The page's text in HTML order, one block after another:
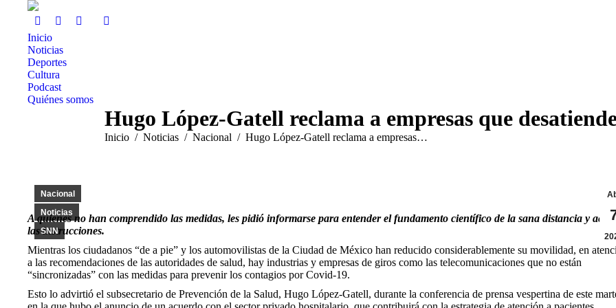
Inicio
Noticias
Deportes
Cultura
Podcast
Quiénes somos
Hugo López-Gatell reclama a empresas que
Estás aquí:
Inicio Noticias Nacional Hugo López-Gatell reclama a empresas…
Nacional
Noticias
SNN
A quienes no han comprendido las medidas, les pidió informarse para entender el fundamento científico de la sana distancia y acatar
las instrucciones.
Mientras los ciudadanos “de a pie” y los automovilistas de la Ciudad de México han reducido considerablemente su movilidad, en
a las recomendaciones de las autoridades de salud, hay industrias y empresas de giros como las telecomunicaciones que no están
“sincronizadas” con las medidas para prevenir los contagios por Covid-19.
Esto lo advirtió el subsecretario de Prevención de la Salud, Hugo López-Gatell, durante la conferencia de prensa vespertina de este